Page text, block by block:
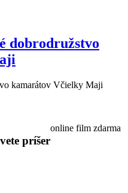
dobrodružstvo
kamarátov Včielky Maji
príšer
online film zdarma